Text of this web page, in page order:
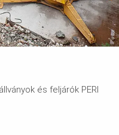
és feljárók PERI